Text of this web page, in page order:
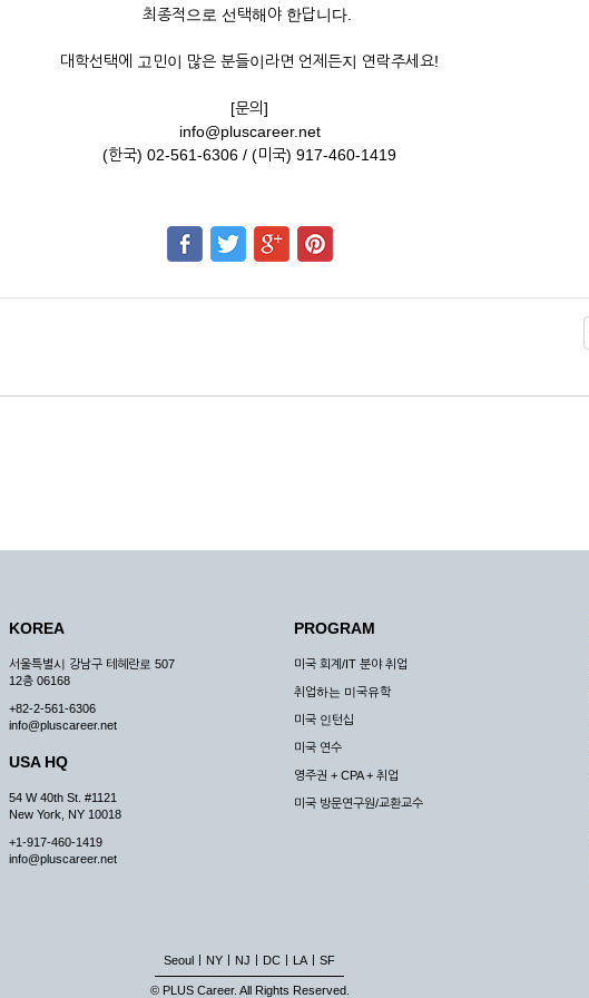
최종적으로 선택해야 한답니다.
대학선택에 고민이 많은 분들이라면 언제든지 연락주세요!
[문의]
info@pluscareer.net
(한국) 02-561-6306 / (미국) 917-460-1419
KOREA
서울특별시 강남구 테헤란로 507
12층 06168
+82-2-561-6306
info@pluscareer.net
USA HQ
54 W 40th St. #1121
New York, NY 10018
+1-917-460-1419
info@pluscareer.net
PROGRAM
미국 회계/IT 분야 취업
취업하는 미국유학
미국 인턴십
미국 연수
영주권 + CPA + 취업
미국 방문연구원/교환교수
Seoul NY NJ DC LA SF
© PLUS Career. All Rights Reserved.